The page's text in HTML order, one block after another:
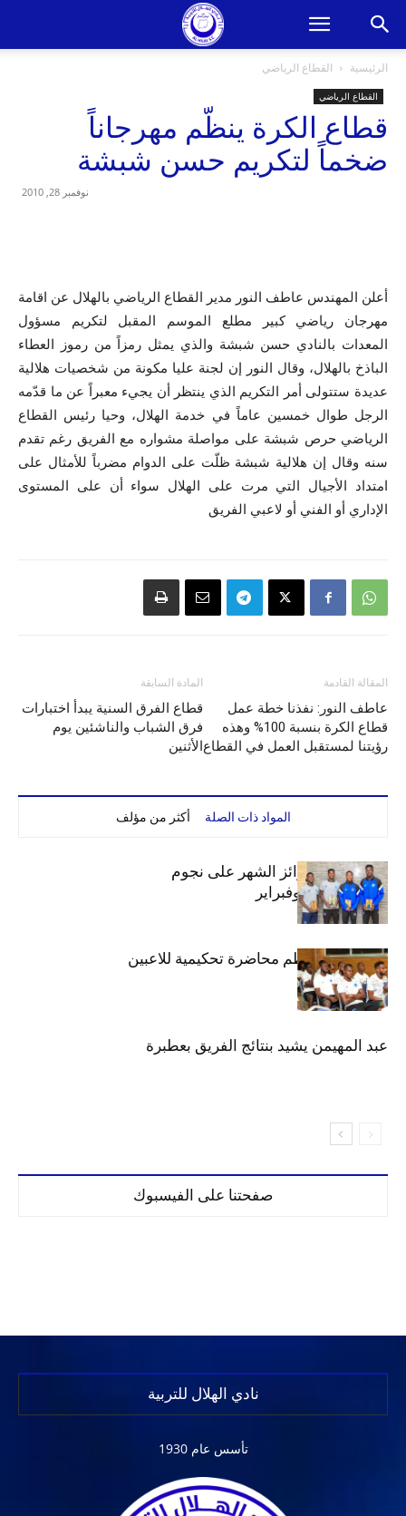
الرئيسية القطاع الرياضي
القطاع الرياضي
قطاع الكرة ينظّم مهرجاناً
ضخماً لتكريم حسن شبشة
نوفمبر 28, 2010
أعلن المهندس عاطف النور مدير القطاع الرياضي بالهلال عن اقامة
مهرجان رياضي كبير مطلع الموسم المقبل لتكريم مسؤول
المعدات بالنادي حسن شبشة والذي يمثل رمزاً من رموز العطاء
الباذخ بالهلال، وقال النور إن لجنة عليا مكونة من شخصيات هلالية
عديدة ستتولى أمر التكريم الذي ينتظر أن يجيء معبراً عن ما قدّمه
الرجل طوال خمسين عاماً في خدمة الهلال، وحيا رئيس القطاع
الرياضي حرص شبشة على مواصلة مشواره مع الفريق رغم تقدم
سنه وقال إن هلالية شبشة ظلّت على الدوام مضرباً للأمثال على
امتداد الأجيال التي مرت على الهلال سواء أن على المستوى
الإداري أو الفني أو لاعبي الفريق
المادة السابقة
قطاع الفرق السنية يبدأ اختبارات
فرق الشباب والناشئين يوم
الأثنين
المقالة القادمة
عاطف النور: نفذنا خطة عمل
قطاع الكرة بنسبة 100% وهذه
رؤيتنا لمستقبل العمل في القطاع
المواد ذات الصلة أكثر من مؤلف
الهلال يوزع جوائز الشهر على نجوم
ديسمبر.. يناير وفبراير
دائرة الكرة تنظم محاضرة تحكيمية للاعبين
عبد المهيمن يشيد بنتائج الفريق بعطبرة
صفحتنا على الفيسبوك
نادي الهلال للتربية
تأسس عام 1930